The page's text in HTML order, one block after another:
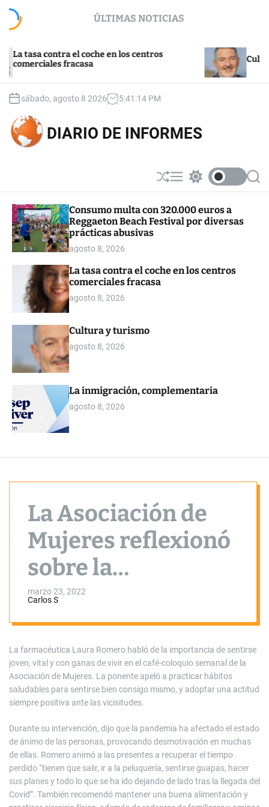
c
ÚLTIMAS NOTICIAS
contra el coche en los centros
fracasa
Cultura y
sábado, agosto 8 2026 5:41 :15 PM
DIARIO DE INFORMES
S
h
ff
l
M
e
u
w
t
c
o
S
e
Consumo multa con 320.000 euros a
Reggaeton Beach Festival por diversas
prácticas abusivas
agosto 8, 2026
La tasa contra el coche en los centros
comerciales fracasa
agosto 8, 2026
Cultura y turismo
agosto 8, 2026
La inmigración, complementaria
agosto 8, 2026
La Asociación de
Mujeres reflexionó
sobre la
importancia de
sentirse joven
marzo 23, 2022
Carlos S
La farmacéutica Laura Romero habló de la importancia de sentirse
joven, vital y con ganas de vivir en el café-coloquio semanal de la
Asociación de Mujeres. La ponente apeló a practicar hábitos
saludables para sentirse bien consigo mismo, y adoptar una actitud
siempre positiva ante las vicisitudes.
Durante su intervención, dijo que la pandemia ha afectado el estado
de ánimo de las personas, provocando desmotivación en muchas
de ellas. Romero animó a las presentes a recuperar el tiempo
perdido “tienen que salir, ir a la peluquería, sentirse guapas, hacer
sus planes y todo lo que se ha ido dejando de lado tras la llegada del
Covid”. También recomendó mantener una buena alimentación y